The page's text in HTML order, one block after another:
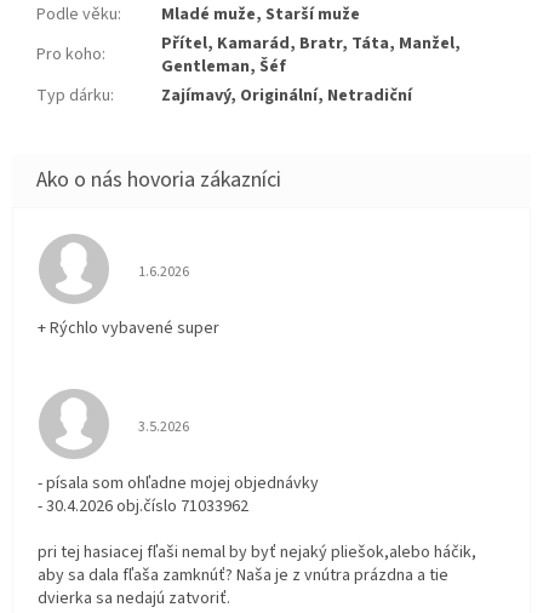
Podle věku:
Mladé muže, Starší muže
Pro koho:
Přítel, Kamarád, Bratr, Táta, Manžel,
Gentleman, Šéf
Typ dárku: Zajímavý, Originální, Netradiční
Hodnotenie obchodu je 5 z 5 hviezdičiek.
1.6.2026
+ Rýchlo vybavené super
Hodnotenie obchodu je 3 z 5 hviezdičiek.
3.5.2026
- písala som ohľadne mojej objednávky
- 30.4.2026 obj.číslo 71033962
pri tej hasiacej fľaši nemal by byť nejaký pliešok,alebo háčik,
aby sa dala fľaša zamknúť? Naša je z vnútra prázdna a tie
dvierka sa nedajú zatvoriť.